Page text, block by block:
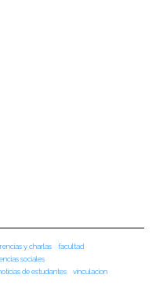
y charlas
facultad
sociales
de estudiantes
vinculacion